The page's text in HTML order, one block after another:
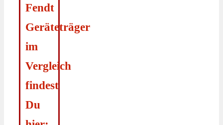
Fendt
Geräteträger
im
Vergleich
findest
Du